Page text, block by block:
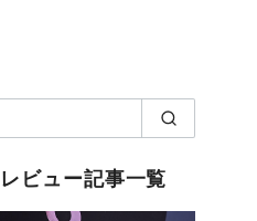
ビュー記事一覧